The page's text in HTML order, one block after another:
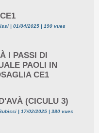
| 01/04/2025 | 190 vues
I PASSI DI
PAOLI IN
CE1
(CICULU 3)
| 17/02/2025 | 380 vues